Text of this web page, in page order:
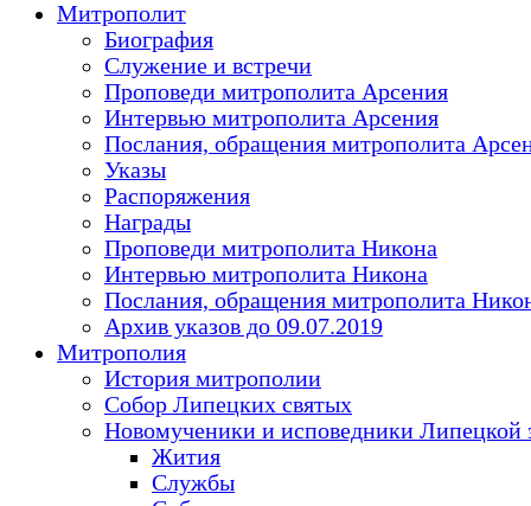
Митрополит
Биография
Служение и встречи
Проповеди митрополита Арсения
Интервью митрополита Арсения
Послания, обращения митрополита
Указы
Распоряжения
Награды
Проповеди митрополита Никона
Интервью митрополита Никона
Послания, обращения митрополита
Архив указов до 09.07.2019
Митрополия
История митрополии
Собор Липецких святых
Новомученики и исповедники Липецкой
Жития
Службы